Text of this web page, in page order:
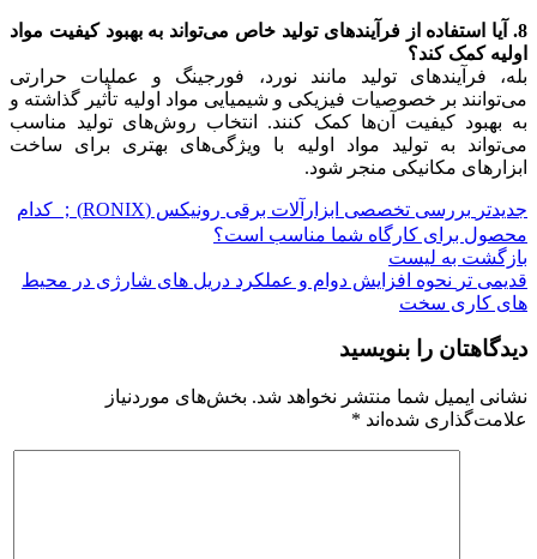
8. آیا استفاده از فرآیندهای تولید خاص می‌تواند به بهبود کیفیت مواد
اولیه کمک کند؟
بله، فرآیندهای تولید مانند نورد، فورجینگ و عملیات حرارتی
می‌توانند بر خصوصیات فیزیکی و شیمیایی مواد اولیه تأثیر گذاشته و
به بهبود کیفیت آن‌ها کمک کنند. انتخاب روش‌های تولید مناسب
می‌تواند به تولید مواد اولیه با ویژگی‌های بهتری برای ساخت
ابزارهای مکانیکی منجر شود.
جدیدتر
بررسی تخصصی ابزارآلات برقی رونیکس (RONIX)； کدام
محصول برای کارگاه شما مناسب است؟
بازگشت به لیست
قدیمی تر نحوه افزایش دوام و عملکرد دریل های شارژی در محیط
های کاری سخت
دیدگاهتان را بنویسید
نشانی ایمیل شما منتشر نخواهد شد. بخش‌های موردنیاز
علامت‌گذاری شده‌اند *